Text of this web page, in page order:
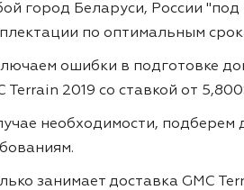
город Беларуси, России
по оптимальным
ошибки в подготовке
Terrain 2019 со ставкой от
необходимости,
занимает доставка GMC